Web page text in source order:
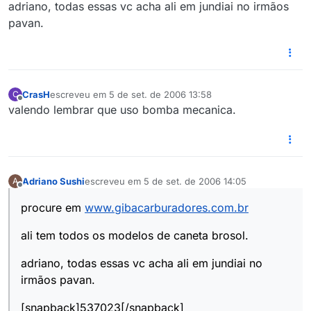
adriano, todas essas vc acha ali em jundiai no irmãos
pavan.
C
Offline
CrasHescreveu em 5 de set. de 2006 13:58
última edição por
valendo lembrar que uso bomba mecanica.
A Adriano Sushiescreveu em 5 de set. de 2006 14:05
última edição por
procure em www.gibacarburadores.com.br
ali tem todos os modelos de caneta brosol.
adriano, todas essas vc acha ali em jundiai no
irmãos pavan.
[snapback]537023[/snapback]